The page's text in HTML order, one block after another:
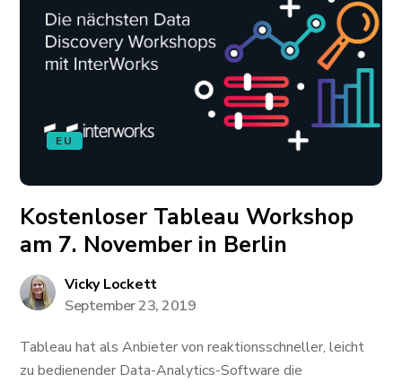
EU
Kostenloser Tableau Workshop
am 7. November in Berlin
Vicky Lockett
September 23, 2019
Tableau hat als Anbieter von reaktionsschneller, leicht
zu bedienender Data-Analytics-Software die